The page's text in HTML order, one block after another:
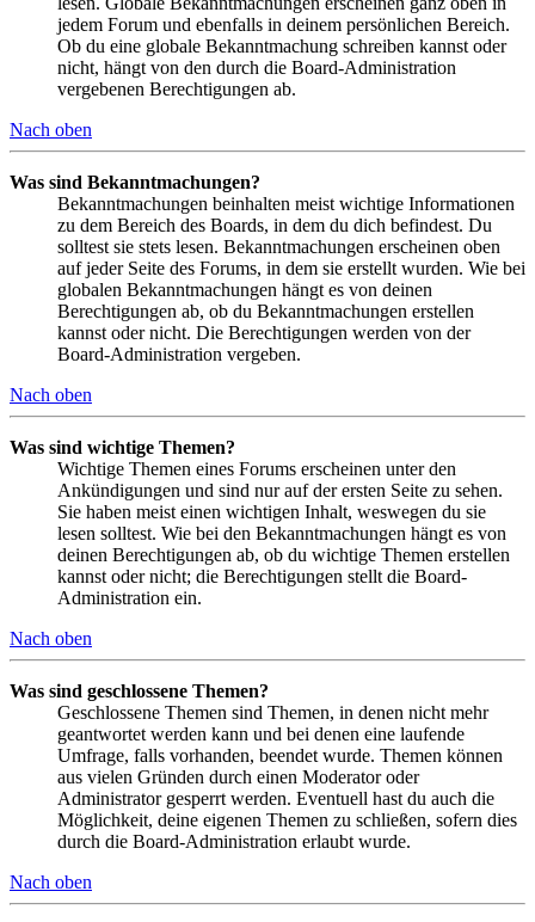
jedem Forum und ebenfalls in deinem persönlichen Bereich.
Ob du eine globale Bekanntmachung schreiben kannst oder
nicht, hängt von den durch die Board-Administration
vergebenen Berechtigungen ab.
Nach oben
Was sind Bekanntmachungen?
Bekanntmachungen beinhalten meist wichtige Informationen
zu dem Bereich des Boards, in dem du dich befindest. Du
solltest sie stets lesen. Bekanntmachungen erscheinen oben
auf jeder Seite des Forums, in dem sie erstellt wurden. Wie bei
globalen Bekanntmachungen hängt es von deinen
Berechtigungen ab, ob du Bekanntmachungen erstellen
kannst oder nicht. Die Berechtigungen werden von der
Board-Administration vergeben.
Nach oben
Was sind wichtige Themen?
Wichtige Themen eines Forums erscheinen unter den
Ankündigungen und sind nur auf der ersten Seite zu sehen.
Sie haben meist einen wichtigen Inhalt, weswegen du sie
lesen solltest. Wie bei den Bekanntmachungen hängt es von
deinen Berechtigungen ab, ob du wichtige Themen erstellen
kannst oder nicht; die Berechtigungen stellt die Board-
Administration ein.
Nach oben
Was sind geschlossene Themen?
Geschlossene Themen sind Themen, in denen nicht mehr
geantwortet werden kann und bei denen eine laufende
Umfrage, falls vorhanden, beendet wurde. Themen können
aus vielen Gründen durch einen Moderator oder
Administrator gesperrt werden. Eventuell hast du auch die
Möglichkeit, deine eigenen Themen zu schließen, sofern dies
durch die Board-Administration erlaubt wurde.
Nach oben